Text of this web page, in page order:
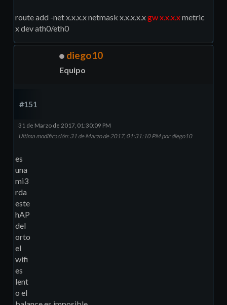
route add -net x.x.x.x netmask x.x.x.x.xgw x.x.x.xmetric
x dev ath0/eth0
diego10
Equipo
#151
31 de Marzo de 2017, 01:30:09 PM
Ultima modificación: 31 de Marzo de 2017, 01:31:10 PM por diego10
es
una
mi3
rda
este
hAP
del
orto
el
wifi
es
lent
o el